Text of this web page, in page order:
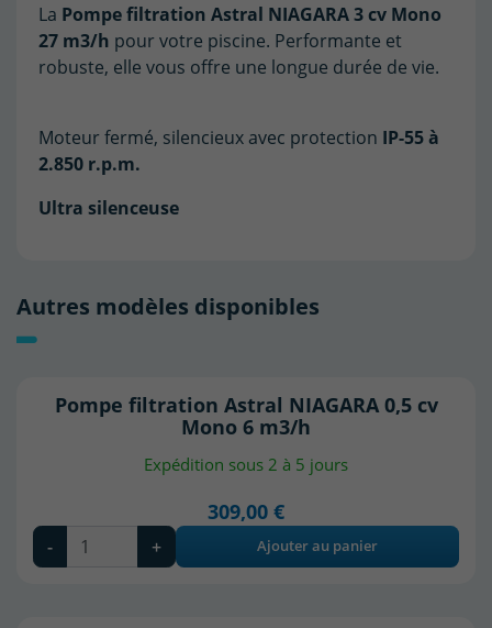
La Pompe filtration Astral NIAGARA 3 cv Mono
27 m3/h pour votre piscine. Performante et
robuste, elle vous offre une longue durée de vie.
Moteur fermé, silencieux avec protection IP-55 à
2.850 r.p.m.
Ultra silenceuse
Autres modèles disponibles
Pompe filtration Astral NIAGARA 0,5 cv
Mono 6 m3/h
Expédition sous 2 à 5 jours
309,00 €
- + Ajouter au panier